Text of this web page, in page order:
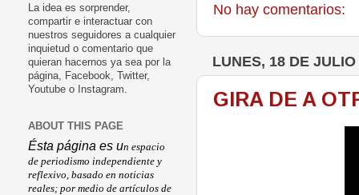
No hay comentarios:
LUNES, 18 DE
GIRA DE A
La idea es sorprender,
compartir e interactuar con
nuestros seguidores a cualquier
inquietud o comentario que
quieran hacernos ya sea por la
página, Facebook, Twitter,
Youtube o Instagram.
ABOUT THIS PAGE
Ésta página es un espacio
de periodismo independiente y
reflexivo, basado en noticias
reales; por medio de artículos de